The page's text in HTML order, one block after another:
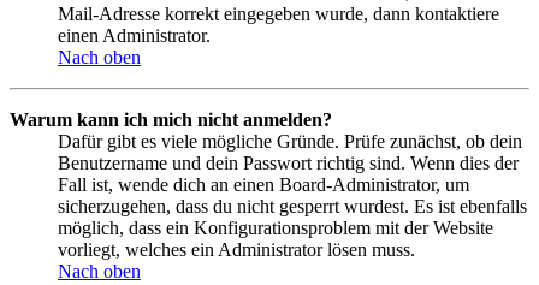
Mail-Adresse korrekt eingegeben wurde, dann kontaktiere
einen Administrator.
Nach oben
Warum kann ich mich nicht anmelden?
Dafür gibt es viele mögliche Gründe. Prüfe zunächst, ob dein
Benutzername und dein Passwort richtig sind. Wenn dies der
Fall ist, wende dich an einen Board-Administrator, um
sicherzugehen, dass du nicht gesperrt wurdest. Es ist ebenfalls
möglich, dass ein Konfigurationsproblem mit der Website
vorliegt, welches ein Administrator lösen muss.
Nach oben